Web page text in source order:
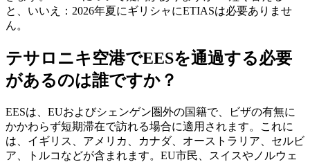
と、いいえ：2026年夏にギリシャにETIASは必要ありませ
ん。
テサロニキ空港でEESを通過する必要
があるのは誰ですか？
EESは、EUおよびシェンゲン圏外の国籍で、ビザの有無に
かかわらず短期滞在で訪れる場合に適用されます。これに
は、イギリス、アメリカ、カナダ、オーストラリア、セルビ
ア、トルコなどが含まれます。EU市民、スイスやノルウェ